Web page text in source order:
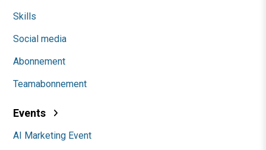
Skills
Social media
Abonnement
Teamabonnement
Events
AI Marketing Event